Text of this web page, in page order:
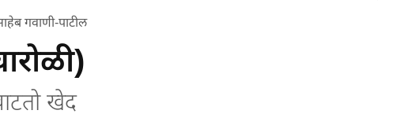
गवाणी-पाटील
खेद